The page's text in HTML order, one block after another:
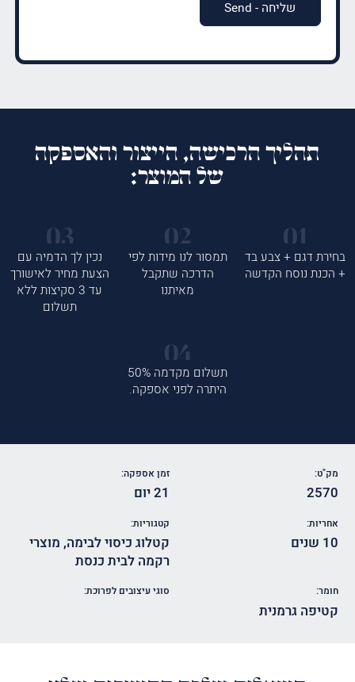
תהליך הרכישה, הייצור והאספקה
של המוצר:
בחירת דגם + צבע בד
+ הכנת נוסח הקדשה
תמסור לנו מידות לפי
הדרכה שתקבל
מאיתנו
נכין לך הדמיה עם
הצעת מחיר לאישורך
עד 3 סקיצות ללא
תשלום
תשלום מקדמה 50%
היתרה לפני אספקה.
מק"ט:
2570
זמן אספקה:
21 יום
אחריות:
10 שנים
קטגוריות:
קטלוג כיסוי לבימה, מוצרי
רקמה לבית כנסת
חומר:
קטיפה גרמנית
סוגי עיצובים לפרוכת: